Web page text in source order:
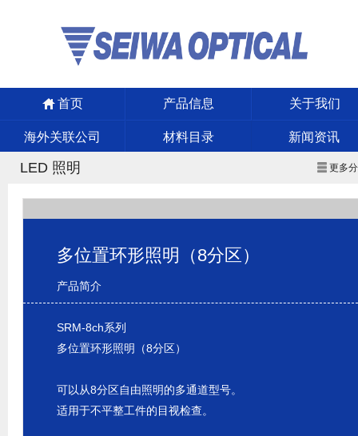
首页 产品信息 关于我们
海外关联公司 材料目录 新闻资讯
更多
LED 照明
多位置环形照明（8分区）
产品简介
SRM-8ch系列
多位置环形照明（8分区）
可以从8分区自由照明的多通道型号。
适用于不平整工件的目视检查。